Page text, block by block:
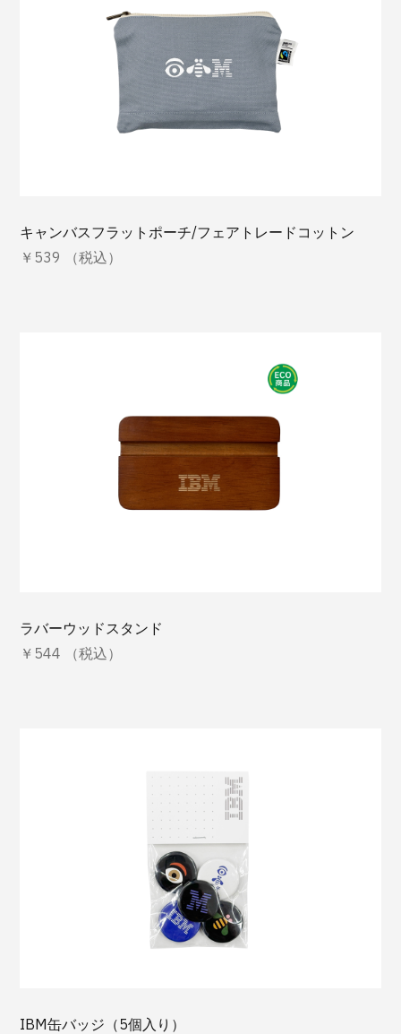
キャンバスフラットポーチ/フェアトレードコットン
￥539 （税込）
ラバーウッドスタンド
￥544 （税込）
IBM缶バッジ（5個入り）